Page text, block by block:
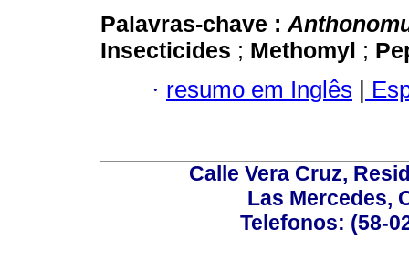
Palavras-chave :
Insecticides ; Methomyl ;
· resumo em Inglês |
Calle Vera Cruz,
Las Mercedes,
Telefonos: (58-